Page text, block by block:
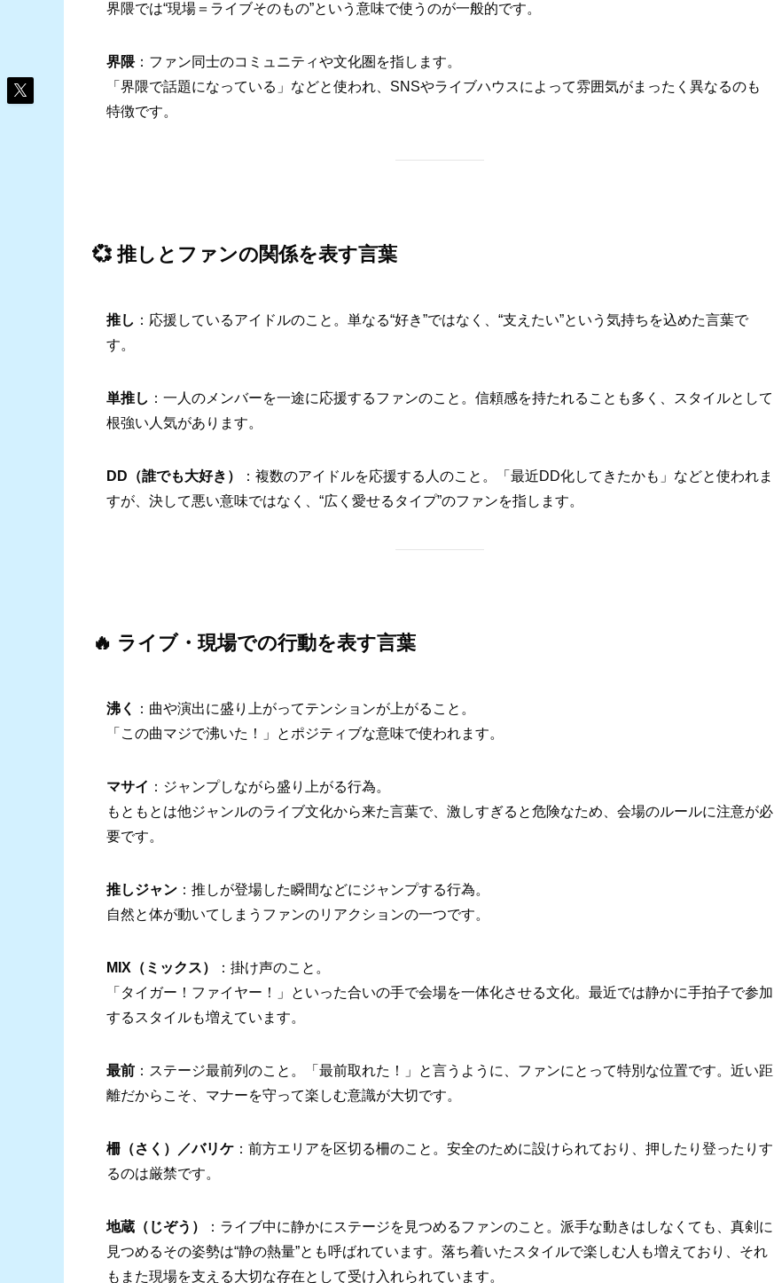
界隈では“現場＝ライブそのもの”という意味で使うのが一般的です。
界隈：ファン同士のコミュニティや文化圏を指します。
「界隈で話題になっている」などと使われ、SNSやライブハウスによって雰囲気がまったく異なるのも
特徴です。
💞 推しとファンの関係を表す言葉
推し ：応援しているアイドルのこと。単なる“好き”ではなく、“支えたい”という気持ちを込めた言葉で
す。
単推し ：一人のメンバーを一途に応援するファンのこと。信頼感を持たれることも多く、スタイルとして
根強い人気があります。
DD（誰でも大好き）
：複数のアイドルを応援する人のこと。「最近DD化してきたかも」などと使われま
すが、決して悪い意味ではなく、“広く愛せるタイプ”のファンを指します。
🔥 ライブ・現場での行動を表す言葉
沸く
：曲や演出に盛り上がってテンションが上がること。
「この曲マジで沸いた！」とポジティブな意味で使われます。
マサイ ：ジャンプしながら盛り上がる行為。
もともとは他ジャンルのライブ文化から来た言葉で、激しすぎると危険なため、会場のルールに注意が必
要です。
推しジャン ：推しが登場した瞬間などにジャンプする行為。
自然と体が動いてしまうファンのリアクションの一つです。
MIX（ミックス）
：掛け声のこと。
「タイガー！ファイヤー！」といった合いの手で会場を一体化させる文化。最近では静かに手拍子で参加
するスタイルも増えています。
最前 ：ステージ最前列のこと。「最前取れた！」と言うように、ファンにとって特別な位置です。近い距
離だからこそ、マナーを守って楽しむ意識が大切です。
柵（さく）／バリケ ：前方エリアを区切る柵のこと。安全のために設けられており、押したり登ったりす
るのは厳禁です。
地蔵（じぞう）
：ライブ中に静かにステージを見つめるファンのこと。派手な動きはしなくても、真剣に
見つめるその姿勢は“静の熱量”とも呼ばれています。落ち着いたスタイルで楽しむ人も増えており、それ
もまた現場を支える大切な存在として受け入れられています。